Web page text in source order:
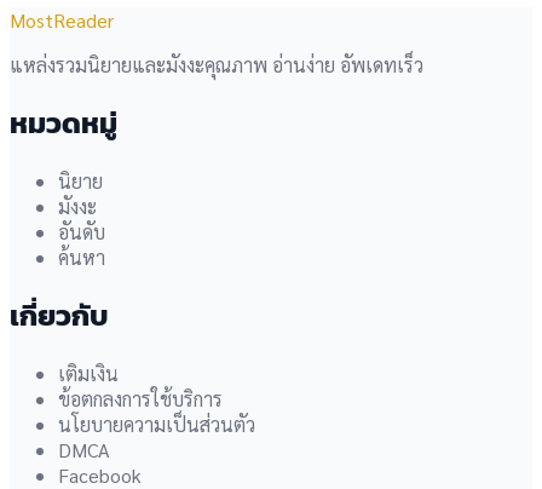
MostReader
แหล่งรวมนิยายและมังงะคุณภาพ อ่านง่าย อัพเดทเร็ว
หมวดหมู่
นิยาย
มังงะ
อันดับ
ค้นหา
เกี่ยวกับ
เติมเงิน
ข้อตกลงการใช้บริการ
นโยบายความเป็นส่วนตัว
DMCA
Facebook